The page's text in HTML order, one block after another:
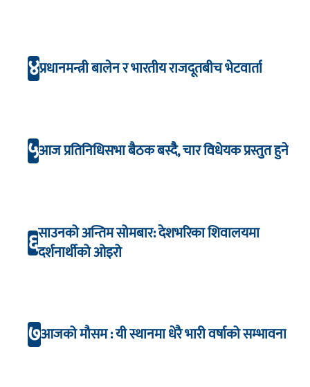
४प्रधानमन्त्री बालेन र भारतीय राजदूतबीच भेटवार्ता
५आज प्रतिनिधिसभा बैठक बस्दैै, चार विधेयक प्रस्तुत हुने
६साउनको अन्तिम सोमबार: देशभरिका शिवालयमा
दर्शनार्थीको ओइरो
७आजको मौसम : यी स्थानमा धेरै भारी वर्षाको सम्भावना